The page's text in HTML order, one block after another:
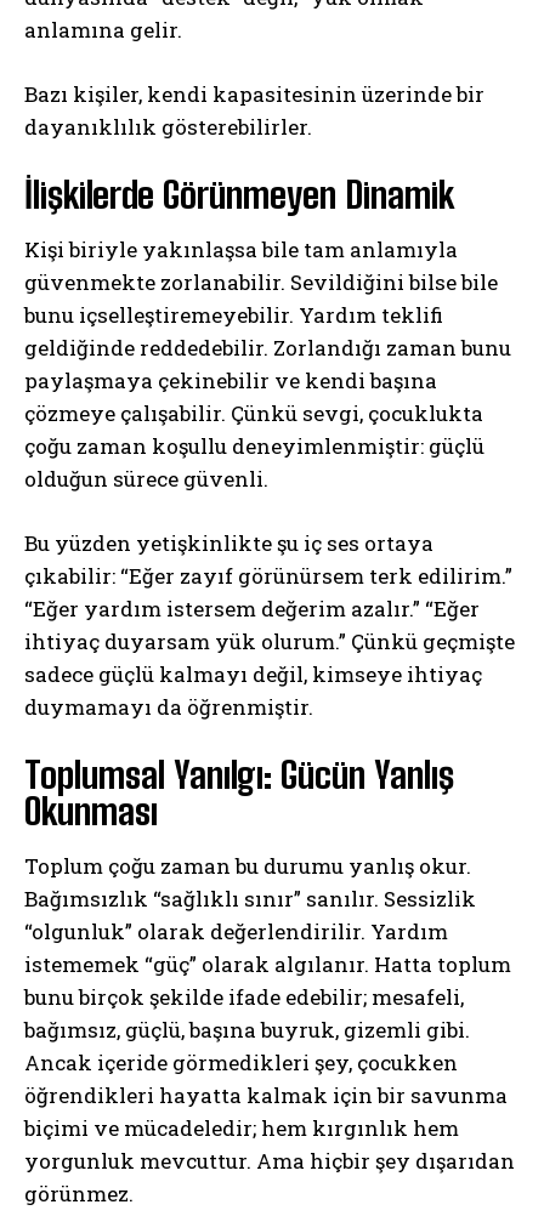
anlamına gelir.
Bazı kişiler, kendi kapasitesinin üzerinde bir
dayanıklılık gösterebilirler.
İlişkilerde Görünmeyen Dinamik
Kişi biriyle yakınlaşsa bile tam anlamıyla
güvenmekte zorlanabilir. Sevildiğini bilse bile
bunu içselleştiremeyebilir. Yardım teklifi
geldiğinde reddedebilir. Zorlandığı zaman bunu
paylaşmaya çekinebilir ve kendi başına
çözmeye çalışabilir. Çünkü sevgi, çocuklukta
çoğu zaman koşullu deneyimlenmiştir: güçlü
olduğun sürece güvenli.
Bu yüzden yetişkinlikte şu iç ses ortaya
çıkabilir: “Eğer zayıf görünürsem terk edilirim.”
“Eğer yardım istersem değerim azalır.” “Eğer
ihtiyaç duyarsam yük olurum.” Çünkü geçmişte
sadece güçlü kalmayı değil, kimseye ihtiyaç
duymamayı da öğrenmiştir.
Toplumsal Yanılgı: Gücün Yanlış
Okunması
Toplum çoğu zaman bu durumu yanlış okur.
Bağımsızlık “sağlıklı sınır” sanılır. Sessizlik
“olgunluk” olarak değerlendirilir. Yardım
istememek “güç” olarak algılanır. Hatta toplum
bunu birçok şekilde ifade edebilir; mesafeli,
bağımsız, güçlü, başına buyruk, gizemli gibi.
Ancak içeride görmedikleri şey, çocukken
öğrendikleri hayatta kalmak için bir savunma
biçimi ve mücadeledir; hem kırgınlık hem
yorgunluk mevcuttur. Ama hiçbir şey dışarıdan
görünmez.